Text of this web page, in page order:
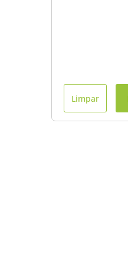
Limpar